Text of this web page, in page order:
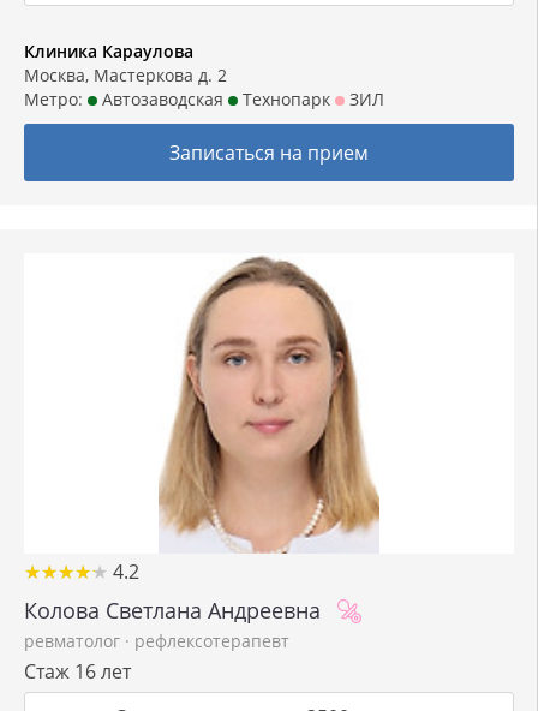
Клиника Караулова
Москва, Мастеркова д. 2
Метро:
Автозаводская Технопарк ЗИЛ
Записаться на прием
★★★★★
★★★★★ 4.2
Колова Светлана Андреевна
ревматолог · рефлексотерапевт
Стаж 16 лет